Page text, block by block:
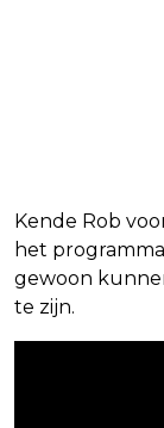
Kende Rob
het
gewoon
te zijn.